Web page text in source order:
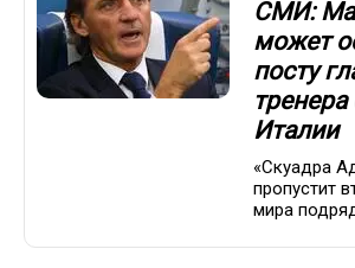
СМИ:
может
посту
Италии
«Скуадра
пропустит
мира